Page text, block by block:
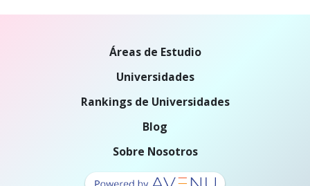
Áreas de Estudio
Universidades
Rankings de Universidades
Blog
Sobre Nosotros